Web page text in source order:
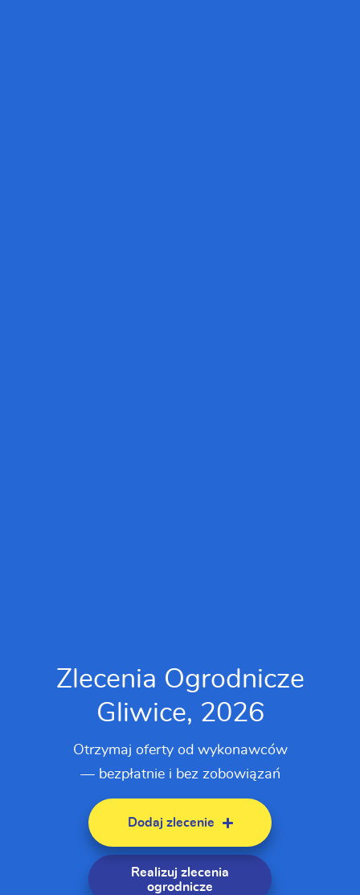
Zlecenia Ogrodnicze
Gliwice, 2026
Otrzymaj oferty od wykonawców
— bezpłatnie i bez zobowiązań
Dodaj zlecenie
Realizuj zlecenia
ogrodnicze